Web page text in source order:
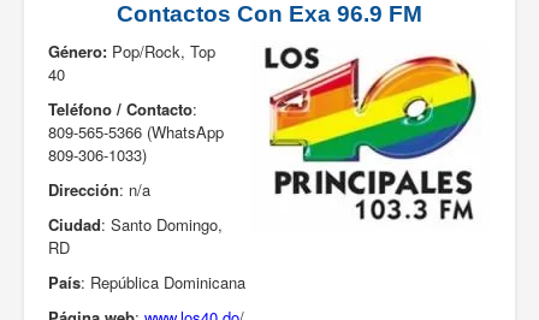
Contactos Con Exa 96.9 FM
Género: Pop/Rock, Top
40
Teléfono / Contacto:
809-565-5366 (WhatsApp
809-306-1033)
Dirección: n/a
Ciudad: Santo Domingo,
RD
País: República Dominicana